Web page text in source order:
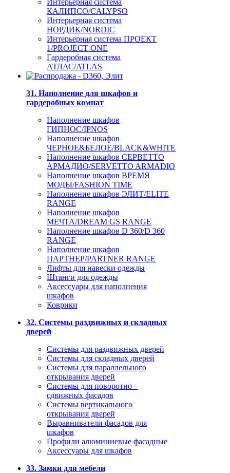
Интерьерная система
КАЛИПСО/CALYPSO
Интерьерная система
НОРДИК/NORDIC
Интерьерная система ПРОЕКТ
1/PROJECT ONE
Гардеробная система
АТЛАС/ATLAS
31. Наполнение для шкафов и
гардеробных комнат
Наполнение шкафов
ГИПНОС/IPNOS
Наполнение шкафов
ЧЕРНОЕ&БЕЛОЕ/BLACK&WHITE
Наполнение шкафов СЕРВЕТТО
АРМАДИО/SERVETTO ARMADIO
Наполнение шкафов ВРЕМЯ
МОДЫ/FASHION TIME
Наполнение шкафов ЭЛИТ/ELITE
RANGE
Наполнение шкафов
МЕЧТА/DREAM GS RANGE
Наполнение шкафов D 360/D 360
RANGE
Наполнение шкафов
ПАРТНЕР/PARTNER RANGE
Лифты для навески одежды
Штанги для одежды
Аксессуары для наполнения
шкафов
Коврики
32. Системы раздвижных и складных
дверей
Системы для раздвижных дверей
Системы для складных дверей
Системы для параллельного
открывания дверей
Системы для поворотно –
сдвижных фасадов
Системы вертикального
открывания дверей
Выравниватели фасадов для
шкафов
Профили алюминиевые фасадные
Аксессуары для шкафов
33. Замки для мебели